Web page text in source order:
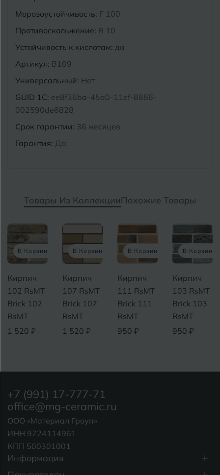
Морозоустойчивость: F 100
Противоскольжение: R 10
Устойчивость к кислотам: да
Артикул: B109
Универсальный: Нет
GUID 1C: ee8f36ba-45a0-11ef-8886-
002590de6828
Срок гарантии: 36 месяцев
Гарантия: Да
Товары Из КоллекцииПохожие Товары
В Корзину
Кирпич
107 RsMT
Brick 107
RsMT
1 520 ₽
В Корзину
Кирпич
111 RsMT
Brick 111
RsMT
950 ₽
В Корзину
Кирпич
103 RsMT
Brick 103
RsMT
950 ₽
В
Кирпич
108
Brick
RsMT
1 520 ₽
Информация
+7 (991) 17-777-71
office@mg-ceramic.ru
ООО «Материал Гроуп»
ИНН 9724114961
КПП 500301001